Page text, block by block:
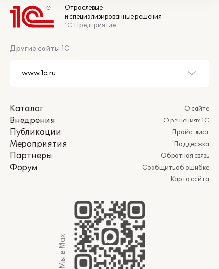
Отраслевые
и специализированные решения
1С:Предприятие
Другие сайты 1С
Каталог
Внедрения
Публикации
Мероприятия
Партнеры
Форум
О сайте
О решениях 1С
Прайс-лист
Поддержка
Обратная связь
Сообщить об ошибке
Карта сайта
Мы в Max